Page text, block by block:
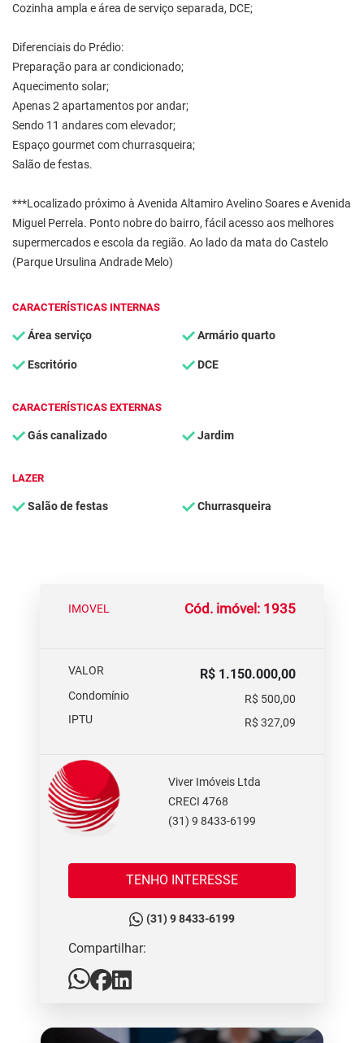
Cozinha ampla e área de serviço separada, DCE;
Diferenciais do Prédio:
Preparação para ar condicionado;
Aquecimento solar;
Apenas 2 apartamentos por andar;
Sendo 11 andares com elevador;
Espaço gourmet com churrasqueira;
Salão de festas.
***Localizado próximo à Avenida Altamiro Avelino Soares e Avenida
Miguel Perrela. Ponto nobre do bairro, fácil acesso aos melhores
supermercados e escola da região. Ao lado da mata do Castelo
(Parque Ursulina Andrade Melo)
CARACTERÍSTICAS INTERNAS
Área serviço Armário quarto
Escritório DCE
CARACTERÍSTICAS EXTERNAS
Gás canalizado Jardim
LAZER
Salão de festas Churrasqueira
IMOVEL Cód. imóvel: 1935
VALOR R$ 1.150.000,00
Condomínio
R$ 500,00
IPTU
R$ 327,09
Viver Imóveis Ltda
CRECI 4768
(31) 9 8433-6199
TENHO INTERESSE
(31) 9 8433-6199
Compartilhar: